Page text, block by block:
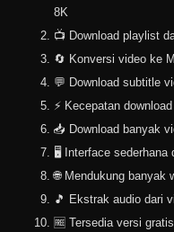
8K
📺 Download playlist
🔄 Konversi video ke
💬 Download subtitle
⚡ Kecepatan
📥 Download banyak
🖥️ Interface sederhana
🌐 Mendukung banyak
🎵 Ekstrak audio dari
🆓 Tersedia versi gratis